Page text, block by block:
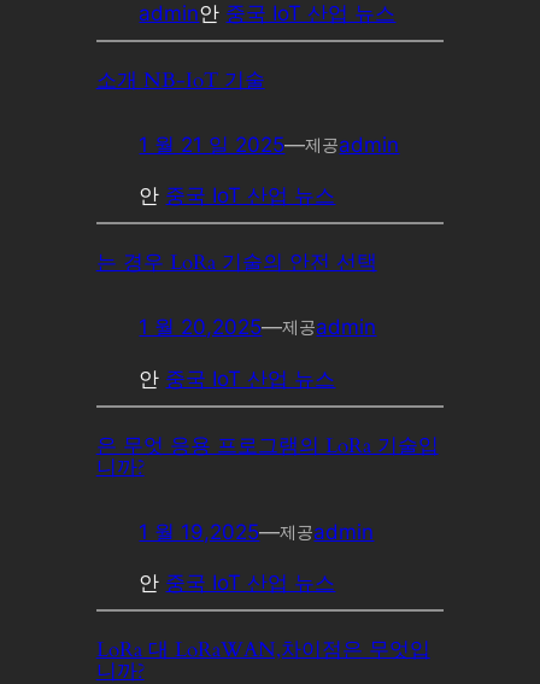
admin안 중국 IoT 산업 뉴스
소개 NB-IoT 기술
1 월 21 일 2025—제공admin
안 중국 IoT 산업 뉴스
는 경우 LoRa 기술의 안전 선택
1 월 20,2025—제공admin
안 중국 IoT 산업 뉴스
은 무엇 응용 프로그램의 LoRa 기술입
니까?
1 월 19,2025—제공admin
안 중국 IoT 산업 뉴스
LoRa 대 LoRaWAN,차이점은 무엇입
니까?